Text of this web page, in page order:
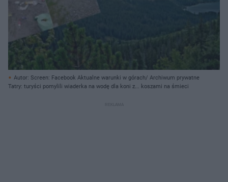
Autor: Screen: Facebook Aktualne warunki w górach/ Archiwum prywatne
Tatry: turyści pomylili wiaderka na wodę dla koni z... koszami na śmieci